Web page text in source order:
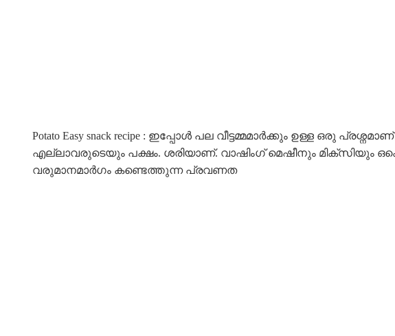
Potato Easy snack recipe : ഇപ്പോൾ പല വീട്ടമ്മമാർക്കും ഉള്ള ഒരു
എല്ലാവരുടെയും പക്ഷം. ശരിയാണ്. വാഷിംഗ്‌ മെഷീനും മിക്സിയും ഒക്കെ
വരുമാനമാർഗം കണ്ടെത്തുന്ന പ്രവണത